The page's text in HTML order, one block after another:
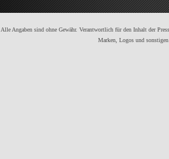
Alle Angaben sind ohne Gewähr. Verantwortlich für den Inhalt der
Marken, Logos und